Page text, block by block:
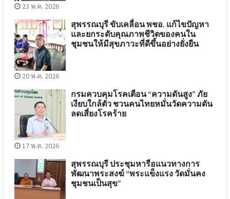
23 พ.ค. 2026
สุพรรณบุรี ขับเคลื่อน พชอ. แก้ไขปัญหา
และยกระดับคุณภาพชีวิตของคนใน
ชุมชนให้มีสุขภาวะที่ดีขึ้นอย่างยั่งยืน
20 พ.ค. 2026
กรมควบคุมโรคเตือน “ความดันสูง” ภัย
เงียบใกล้ตัว ชวนคนไทยหมั่นวัดความดัน
ลดเสี่ยงโรคร้าย
17 พ.ค. 2026
สุพรรณบุรี ประชุมหารือแนวทางการ
พัฒนาพระสงฆ์ “พระแข็งแรง วัดมั่นคง
ชุมชนเป็นสุข”